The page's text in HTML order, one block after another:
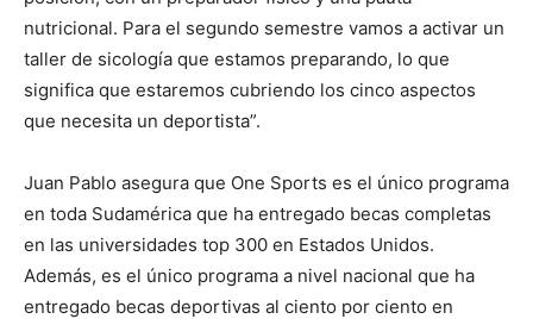
nutricional. Para el segundo semestre vamos a activar un
taller de sicología que estamos preparando, lo que
significa que estaremos cubriendo los cinco aspectos
que necesita un deportista”.
Juan Pablo asegura que One Sports es el único programa
en toda Sudamérica que ha entregado becas completas
en las universidades top 300 en Estados Unidos.
Además, es el único programa a nivel nacional que ha
entregado becas deportivas al ciento por ciento en